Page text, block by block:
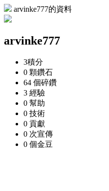
arvinke777的資料
arvinke777
3積分
0 顆鑽石
64 個碎鑽
3 經驗
0 幫助
0 技術
0 貢獻
0 次宣傳
0 個金豆